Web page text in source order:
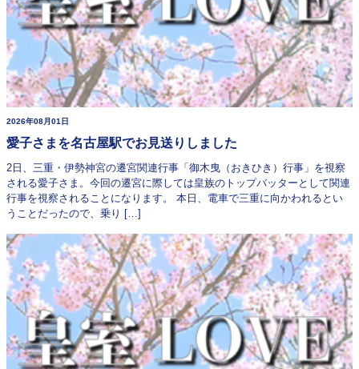
2026年08月01日
愛子さまを名古屋駅でお見送りしました
2日、三重・伊勢神宮の遷宮関連行事「御木曳（おきひき）行事」を視察
される愛子さま。今回の遷宮に際しては皇族のトップバッターとして関連
行事を視察されることになります。 本日、電車で三重に向かわれるとい
うことだったので、乗り […]